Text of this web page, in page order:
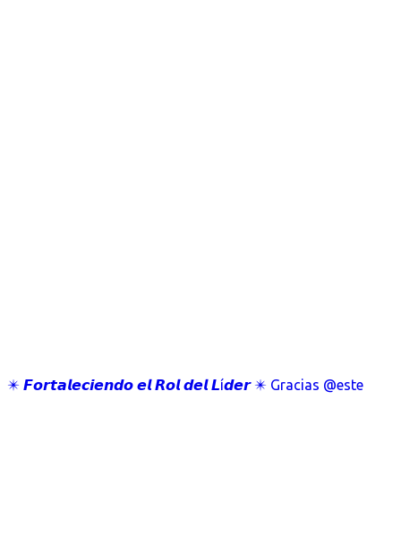
✴️ 𝙁𝙤𝙧𝙩𝙖𝙡𝙚𝙘𝙞𝙚𝙣𝙙𝙤 𝙚𝙡 𝙍𝙤𝙡 𝙙𝙚𝙡 𝙇í𝙙𝙚𝙧 ✴️ Gracias @este